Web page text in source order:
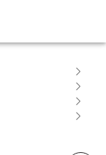
vous
première